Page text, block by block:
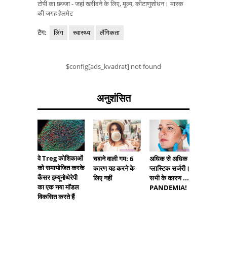
टोपी का छज्जा - जहां खरीदने के लिए, मूल्य, कीटाणुशोधन। मास्क
की जगह हेलमेट
टैग: लिंग स्वास्थ्य लैंगिकता
$config[ads_kvadrat] not found
अनुशंसित
वे Treg कोशिकाओं
को समायोजित करके
कैंसर इम्यूनोथेरेपी
का एक नया मॉडल
विकसित करते हैं
चबाने वाली गम: 6
कारण यह करने के
लिए नहीं
अधिक से अधिक
प्लास्टिक सर्जरी।
सभी के कारण ...
PANDEMIA!